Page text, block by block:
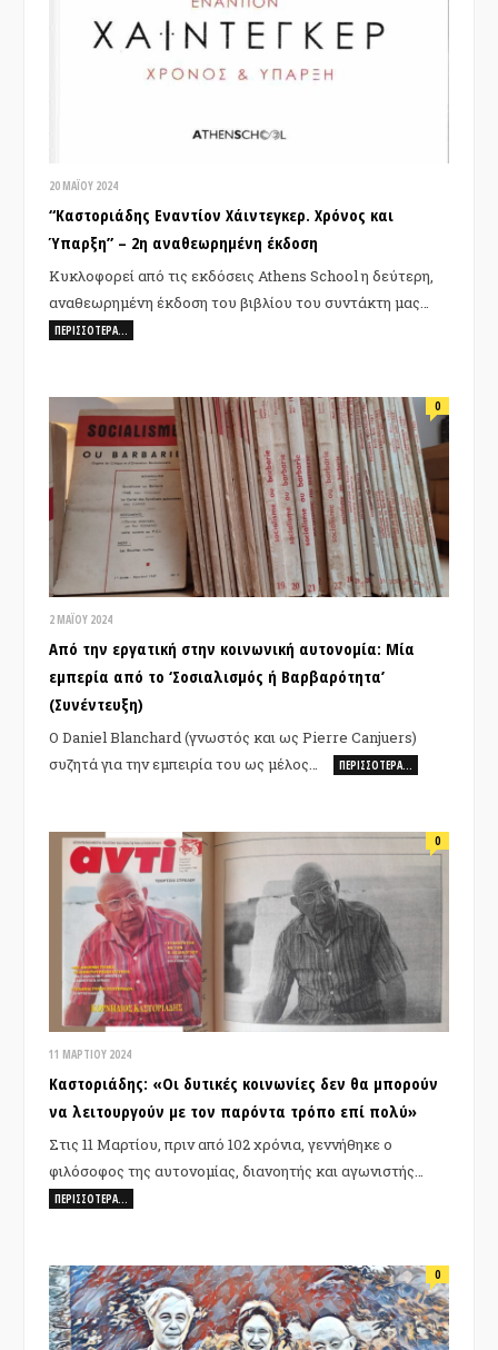
20 ΜΑΪ́ΟΥ 2024
“Καστοριάδης Εναντίον Χάιντεγκερ. Χρόνος και
Ύπαρξη” – 2η αναθεωρημένη έκδοση
Κυκλοφορεί από τις εκδόσεις Athens School η δεύτερη,
αναθεωρημένη έκδοση του βιβλίου του συντάκτη μας…
ΠΕΡΙΣΣΌΤΕΡΑ…
2 ΜΑΪ́ΟΥ 2024
0
Από την εργατική στην κοινωνική αυτονομία: Μία
εμπερία από το ‘Σοσιαλισμός ή Βαρβαρότητα’
(Συνέντευξη)
Ο Daniel Blanchard (γνωστός και ως Pierre Canjuers)
συζητά για την εμπειρία του ως μέλος…
ΠΕΡΙΣΣΌΤΕΡΑ…
11 ΜΑΡΤΊΟΥ 2024
0
Καστοριάδης: «Οι δυτικές κοινωνίες δεν θα μπορούν
να λειτουργούν με τον παρόντα τρόπο επί πολύ»
Στις 11 Μαρτίου, πριν από 102 χρόνια, γεννήθηκε ο
φιλόσοφος της αυτονομίας, διανοητής και αγωνιστής…
ΠΕΡΙΣΣΌΤΕΡΑ…
0